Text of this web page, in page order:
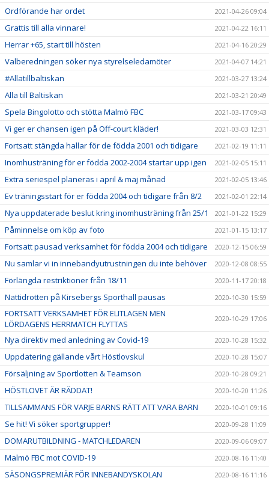
Ordförande har ordet 2021-04-26 09:04
Grattis till alla vinnare! 2021-04-22 16:11
Herrar +65, start till hösten 2021-04-16 20:29
Valberedningen söker nya styrelseledamöter 2021-04-07 14:21
#Allatillbaltiskan 2021-03-27 13:24
Alla till Baltiskan 2021-03-21 20:49
Spela Bingolotto och stötta Malmö FBC 2021-03-17 09:43
Vi ger er chansen igen på Off-court kläder! 2021-03-03 12:31
Fortsatt stängda hallar för de födda 2001 och tidigare 2021-02-19 11:11
Inomhusträning för er födda 2002-2004 startar upp igen 2021-02-05 15:11
Extra seriespel planeras i april & maj månad 2021-02-05 13:46
Ev träningsstart för er födda 2004 och tidigare från 8/2 2021-02-01 22:14
Nya uppdaterade beslut kring inomhusträning från 25/1 2021-01-22 15:29
Påminnelse om köp av foto 2021-01-15 13:17
Fortsatt pausad verksamhet för födda 2004 och tidigare 2020-12-15 06:59
Nu samlar vi in innebandyutrustningen du inte behöver 2020-12-08 08:55
Förlängda restriktioner från 18/11 2020-11-17 20:18
Nattidrotten på Kirsebergs Sporthall pausas 2020-10-30 15:59
FORTSATT VERKSAMHET FÖR ELITLAGEN MEN
LÖRDAGENS HERRMATCH FLYTTAS
2020-10-29 17:06
Nya direktiv med anledning av Covid-19 2020-10-28 15:32
Uppdatering gällande vårt Höstlovskul 2020-10-28 15:07
Försäljning av Sportlotten & Teamson 2020-10-28 09:21
HÖSTLOVET ÄR RÄDDAT! 2020-10-20 11:26
TILLSAMMANS FÖR VARJE BARNS RÄTT ATT VARA BARN 2020-10-01 09:16
Se hit! Vi söker sportgrupper! 2020-09-28 11:09
DOMARUTBILDNING - MATCHLEDAREN 2020-09-06 09:07
Malmö FBC mot COVID-19 2020-08-16 11:40
SÄSONGSPREMIÄR FÖR INNEBANDYSKOLAN 2020-08-16 11:16